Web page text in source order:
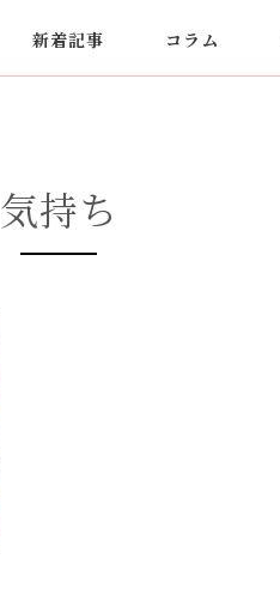
新着記事 コラム
気持ち